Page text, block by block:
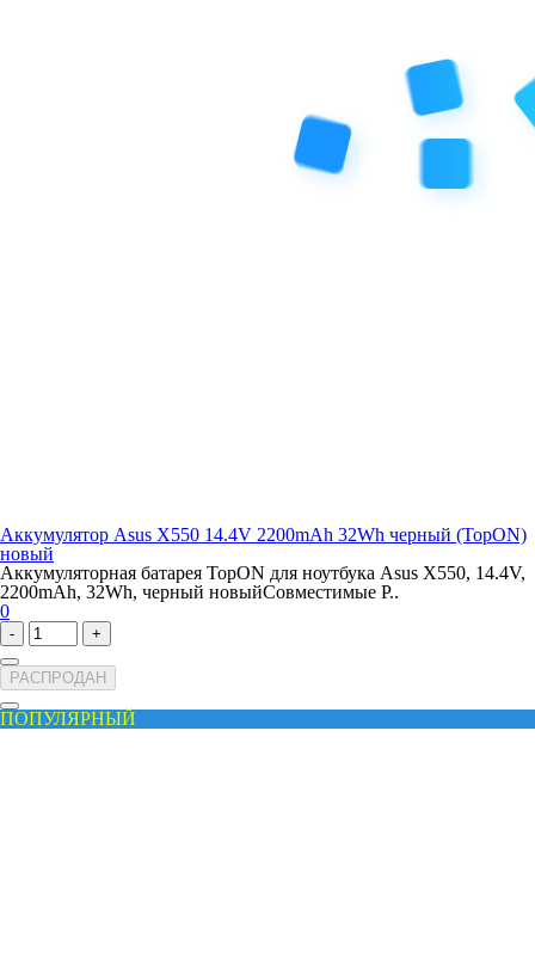
Аккумулятор Asus X550 14.4V 2200mAh 32Wh черный (TopON)
новый
Аккумуляторная батарея TopON для ноутбука Asus X550, 14.4V,
2200mAh, 32Wh, черный новыйСовместимые P..
0
- +
РАСПРОДАН
ПОПУЛЯРНЫЙ